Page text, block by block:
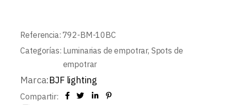
Referencia: 792-BM-10BC
Categorías: Luminarias de empotrar, Spots de
empotrar
Marca:BJF lighting
Compartir: